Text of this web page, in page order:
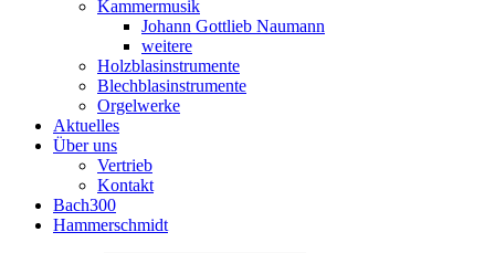
Kammermusik
Johann Gottlieb Naumann
weitere
Holzblasinstrumente
Blechblasinstrumente
Orgelwerke
Aktuelles
Über uns
Vertrieb
Kontakt
Bach300
Hammerschmidt